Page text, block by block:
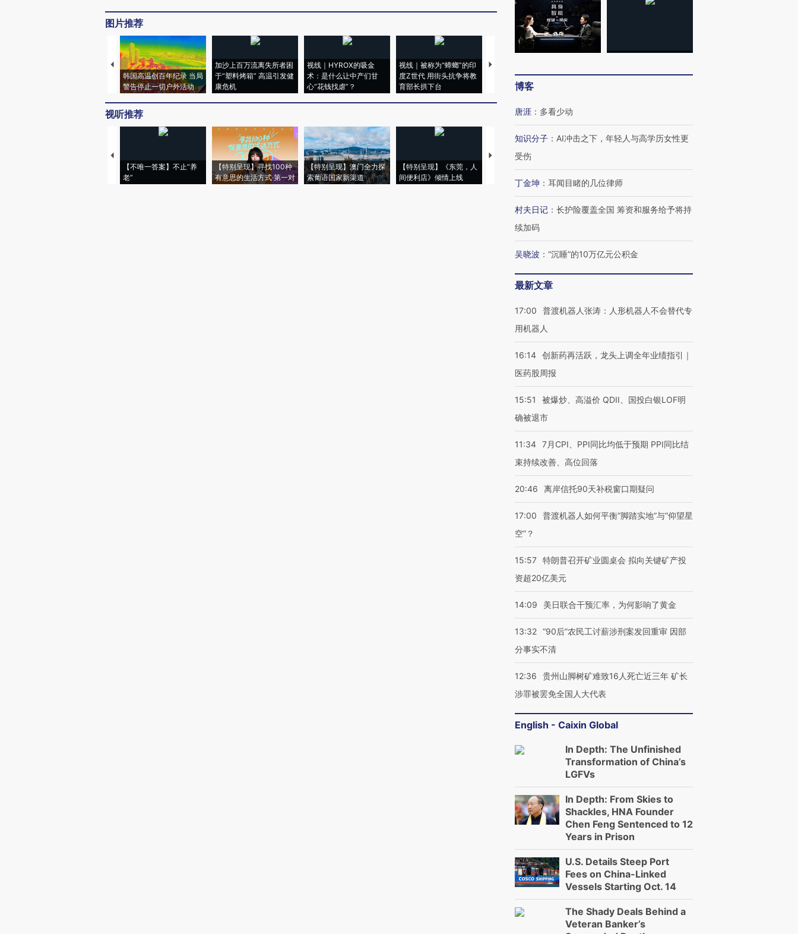
图片推荐
韩国高温创百年纪录 当局
警告停止一切户外活动
加沙上百万流离失所者困
于“塑料烤箱” 高温引发健
康危机
视线｜HYROX的吸金
术：是什么让中产们甘
心“花钱找虐”？
视线｜被称为“蟑螂”的印
度Z世代 用街头抗争将教
育部长拱下台
视线｜“入侵”还是“人道危
机”？难民潮撕裂西班牙
飞地休达
128毫米 紧急转移近
雨 3小时累计雨量超80毫
视听推荐
【不唯一答案】不止“养
老”
【特别呈现】寻找100种
有意思的生活方式·第一对
【特别呈现】澳门全力探
索葡语国家新渠道
【特别呈现】《东莞，人
间便利店》倾情上线
【推广】走进第四届链博
有意思的生活方式·第三对
博客
唐涯 ： 多看少动
知识分子 ： AI冲击之下，年轻人与高学历女性更
受伤
丁金坤 ： 耳闻目睹的几位律师
村夫日记 ： 长护险覆盖全国 筹资和服务给予将持
续加码
吴晓波 ： “沉睡”的10万亿元公积金
最新文章
17:00
普渡机器人张涛：人形机器人不会替代专
用机器人
16:14 创新药再活跃，龙头上调全年业绩指引｜
医药股周报
15:51
被爆炒、高溢价 QDII、国投白银LOF明
确被退市
11:34 7月CPI、PPI同比均低于预期 PPI同比结
束持续改善、高位回落
20:46 离岸信托90天补税窗口期疑问
17:00
普渡机器人如何平衡“脚踏实地”与“仰望星
空”？
15:57 特朗普召开矿业圆桌会 拟向关键矿产投
资超20亿美元
14:09 美日联合干预汇率，为何影响了黄金
13:32 “90后”农民工讨薪涉刑案发回重审 因部
分事实不清
12:36
贵州山脚树矿难致16人死亡近三年 矿长
涉罪被罢免全国人大代表
English - Caixin Global
In Depth: The Unfinished
Transformation of China’s
LGFVs
In Depth: From Skies to
Shackles, HNA Founder
Chen Feng Sentenced to 12
Years in Prison
U.S. Details Steep Port
Fees on China-Linked
Vessels Starting Oct. 14
The Shady Deals Behind a
Veteran Banker’s